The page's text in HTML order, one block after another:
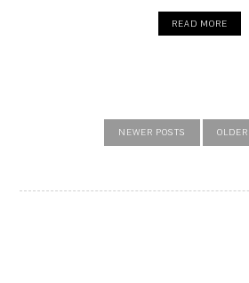
READ MORE
NEWER POSTS